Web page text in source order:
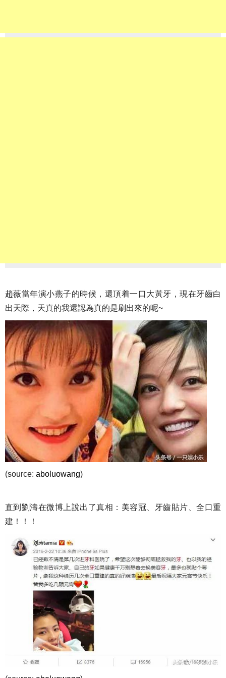
趙薇當年演小燕子的時候，還頂着一口大黃牙，現在牙齒白
出天際，天真的我還認為真的是刷出來的呢~
(source: aboluowang)
直到劉濤在微博上說出了真相：美容冠、牙齒貼片、全口重
建！！！